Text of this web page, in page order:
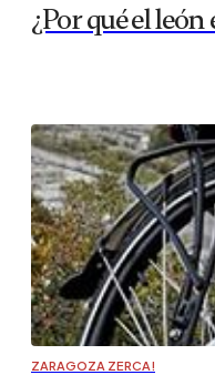
¿Por qué el
ZARAGOZA ZERCA!